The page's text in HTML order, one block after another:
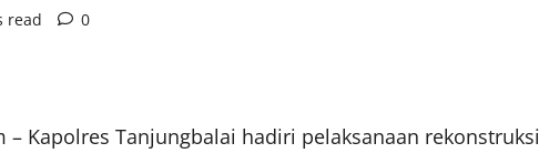
read 0
Kapolres Tanjungbalai hadiri pelaksanaan rekonstruksi